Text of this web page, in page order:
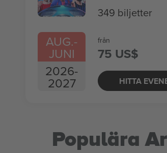
AUG.-
JUNI
2026-
2027
349 biljetter
från
75 US$
HITTA
Populära